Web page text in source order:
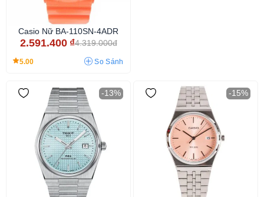
Casio Nữ BA-110SN-4ADR
2.591.400 ₫4.319.000đ
5.00 So Sánh
-13% -15%